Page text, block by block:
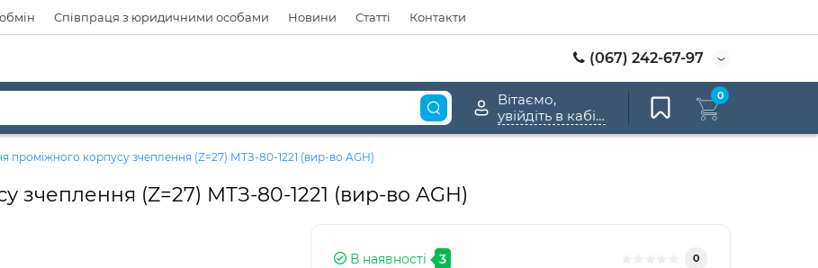
Співпраця з юридичними особами Новини Статті Контакти
(067) 242-67-97
Вітаємо,
увійдіть в кабінет
0
проміжного корпусу зчеплення (Z=27) МТЗ-80-1221 (вир-во AGH)
зчеплення (Z=27) МТЗ-80-1221 (вир-во AGH)
В наявності 3 0